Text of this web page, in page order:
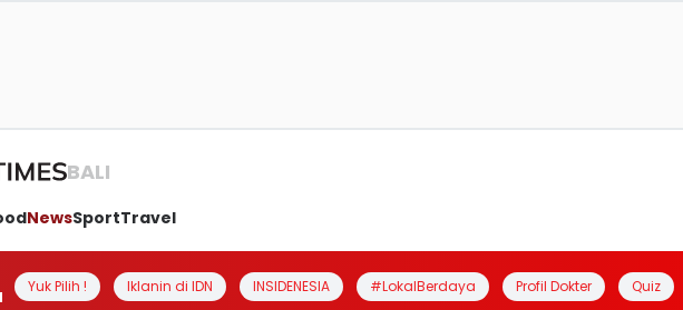
BALI
NewsSportTravel
Yuk Pilih ! Iklanin di IDN INSIDENESIA #LokalBerdaya Profil Dokter Quiz